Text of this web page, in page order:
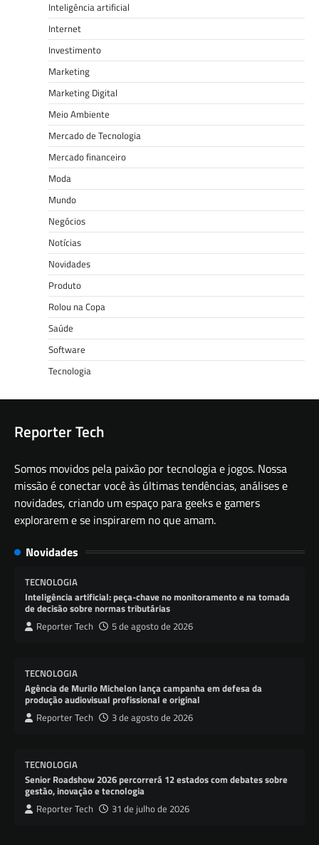
Inteligência artificial
Internet
Investimento
Marketing
Marketing Digital
Meio Ambiente
Mercado de Tecnologia
Mercado financeiro
Moda
Mundo
Negócios
Notícias
Novidades
Produto
Rolou na Copa
Saúde
Software
Tecnologia
Reporter Tech
Somos movidos pela paixão por tecnologia e jogos. Nossa
missão é conectar você às últimas tendências, análises e
novidades, criando um espaço para geeks e gamers
explorarem e se inspirarem no que amam.
Novidades
TECNOLOGIA
Inteligência artificial: peça-chave no monitoramento e na tomada
de decisão sobre normas tributárias
Reporter Tech 5 de agosto de 2026
TECNOLOGIA
Agência de Murilo Michelon lança campanha em defesa da
produção audiovisual profissional e original
Reporter Tech 3 de agosto de 2026
TECNOLOGIA
Senior Roadshow 2026 percorrerá 12 estados com debates sobre
gestão, inovação e tecnologia
Reporter Tech 31 de julho de 2026